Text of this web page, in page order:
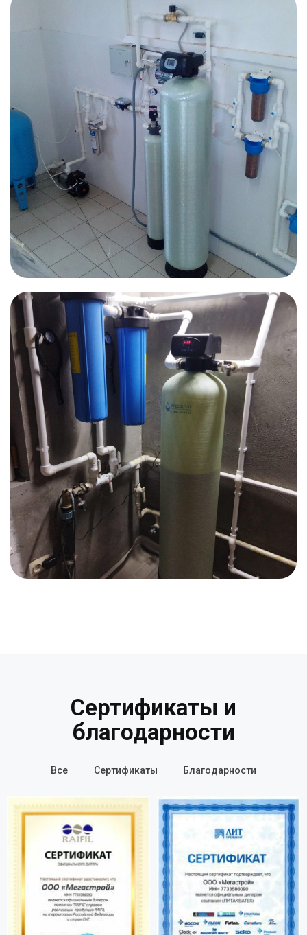
Сертификаты и
благодарности
Все Сертификаты Благодарности